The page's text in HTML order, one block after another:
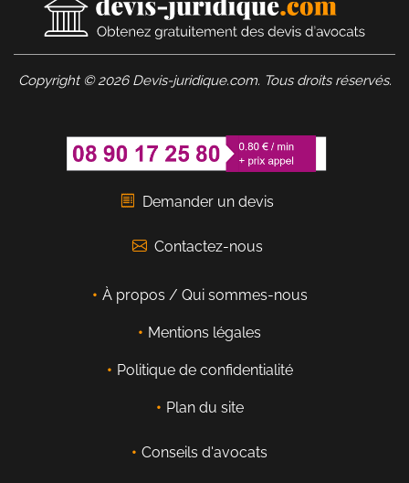
Copyright © 2026 Devis-juridique.com. Tous droits réservés.
Demander un devis
Contactez-nous
À propos / Qui sommes-nous
Mentions légales
Politique de confidentialité
Plan du site
Conseils d'avocats